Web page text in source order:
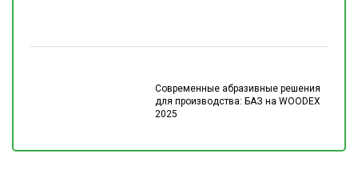
Современные абразивные решения
для производства: БАЗ на WOODEX
2025